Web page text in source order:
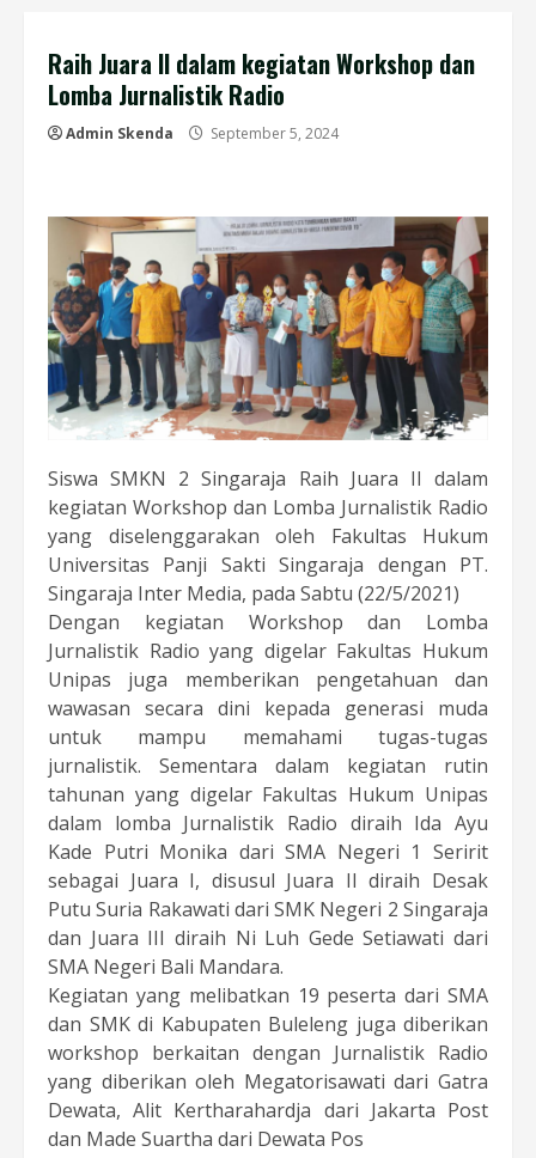
Raih Juara II dalam kegiatan Workshop dan
Lomba Jurnalistik Radio
Admin Skenda September 5, 2024
Siswa SMKN 2 Singaraja Raih Juara II dalam
kegiatan Workshop dan Lomba Jurnalistik Radio
yang diselenggarakan oleh Fakultas Hukum
Universitas Panji Sakti Singaraja dengan PT.
Singaraja Inter Media, pada Sabtu (22/5/2021)
Dengan kegiatan Workshop dan Lomba
Jurnalistik Radio yang digelar Fakultas Hukum
Unipas juga memberikan pengetahuan dan
wawasan secara dini kepada generasi muda
untuk mampu memahami tugas-tugas
jurnalistik. Sementara dalam kegiatan rutin
tahunan yang digelar Fakultas Hukum Unipas
dalam lomba Jurnalistik Radio diraih Ida Ayu
Kade Putri Monika dari SMA Negeri 1 Seririt
sebagai Juara I, disusul Juara II diraih Desak
Putu Suria Rakawati dari SMK Negeri 2 Singaraja
dan Juara III diraih Ni Luh Gede Setiawati dari
SMA Negeri Bali Mandara.
Kegiatan yang melibatkan 19 peserta dari SMA
dan SMK di Kabupaten Buleleng juga diberikan
workshop berkaitan dengan Jurnalistik Radio
yang diberikan oleh Megatorisawati dari Gatra
Dewata, Alit Kertharahardja dari Jakarta Post
dan Made Suartha dari Dewata Pos